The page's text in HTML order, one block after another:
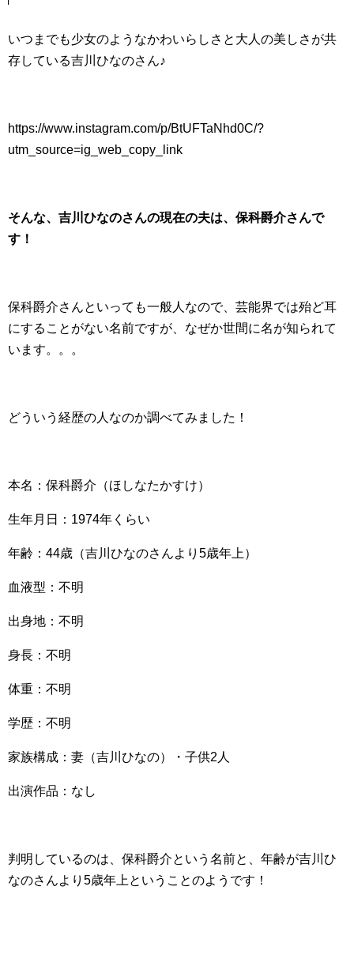
いつまでも少女のようなかわいらしさと大人の美しさが共
存している吉川ひなのさん♪
https://www.instagram.com/p/BtUFTaNhd0C/?
utm_source=ig_web_copy_link
そんな、吉川ひなのさんの現在の夫は、保科爵介さんで
す！
保科爵介さんといっても一般人なので、芸能界では殆ど耳
にすることがない名前ですが、なぜか世間に名が知られて
います。。。
どういう経歴の人なのか調べてみました！
本名：保科爵介（ほしなたかすけ）
生年月日：1974年くらい
年齢：44歳（吉川ひなのさんより5歳年上）
血液型：不明
出身地：不明
身長：不明
体重：不明
学歴：不明
家族構成：妻（吉川ひなの）・子供2人
出演作品：なし
判明しているのは、保科爵介という名前と、年齢が吉川ひ
なのさんより5歳年上ということのようです！